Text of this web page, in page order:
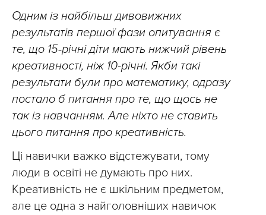
Одним із найбільш дивовижних
результатів першої фази опитування є
те, що 15-річні діти мають нижчий рівень
креативності, ніж 10-річні. Якби такі
результати були про математику, одразу
постало б питання про те, що щось не
так із навчанням. Але ніхто не ставить
цього питання про креативність.
Ці навички важко відстежувати, тому
люди в освіті не думають про них.
Креативність не є шкільним предметом,
але це одна з найголовніших навичок